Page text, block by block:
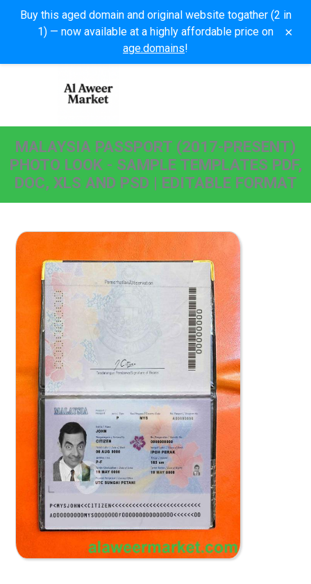
Buy this aged domain and original website togather (2 in
1) — now available at a highly affordable price on
age.domains!
×
MALAYSIA PASSPORT (2017-PRESENT)
PHOTO LOOK - SAMPLE TEMPLATES PDF,
DOC, XLS AND PSD | EDITABLE FORMAT